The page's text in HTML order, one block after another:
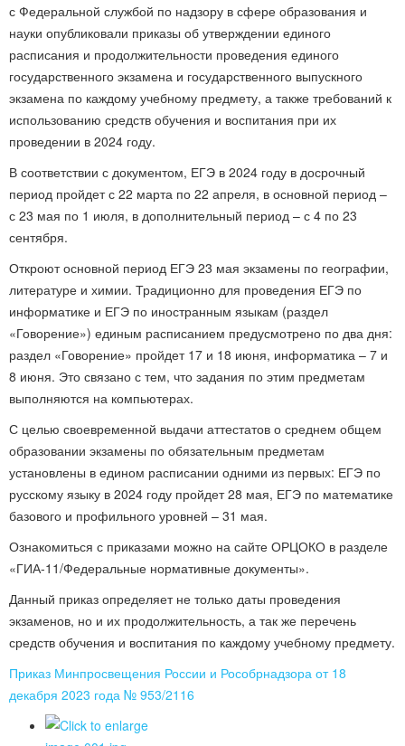
с Федеральной службой по надзору в сфере образования и
науки опубликовали приказы об утверждении единого
расписания и продолжительности проведения единого
государственного экзамена и государственного выпускного
экзамена по каждому учебному предмету, а также требований к
использованию средств обучения и воспитания при их
проведении в 2024 году.
В соответствии с документом, ЕГЭ в 2024 году в досрочный
период пройдет с 22 марта по 22 апреля, в основной период –
с 23 мая по 1 июля, в дополнительный период – с 4 по 23
сентября.
Откроют основной период ЕГЭ 23 мая экзамены по географии,
литературе и химии. Традиционно для проведения ЕГЭ по
информатике и ЕГЭ по иностранным языкам (раздел
«Говорение») единым расписанием предусмотрено по два дня:
раздел «Говорение» пройдет 17 и 18 июня, информатика – 7 и
8 июня. Это связано с тем, что задания по этим предметам
выполняются на компьютерах.
С целью своевременной выдачи аттестатов о среднем общем
образовании экзамены по обязательным предметам
установлены в едином расписании одними из первых: ЕГЭ по
русскому языку в 2024 году пройдет 28 мая, ЕГЭ по математике
базового и профильного уровней – 31 мая.
Ознакомиться с приказами можно на сайте ОРЦОКО в разделе
«ГИА-11/Федеральные нормативные документы».
Данный приказ определяет не только даты проведения
экзаменов, но и их продолжительность, а так же перечень
средств обучения и воспитания по каждому учебному предмету.
Приказ Минпросвещения России и Рособрнадзора от 18
декабря 2023 года № 953/2116